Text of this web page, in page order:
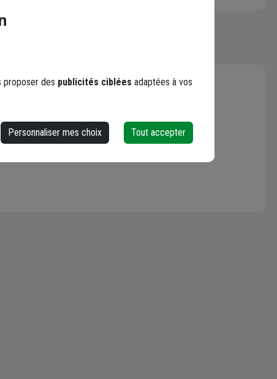
5 / 5
Le 07/01/2021
Par Jean D.
proposer des publicités ciblées adaptées à vos
Personnaliser mes choix Tout accepter